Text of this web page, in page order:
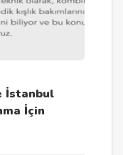
İstanbul
İçin